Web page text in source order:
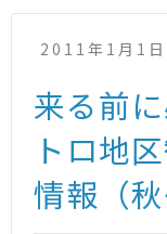
2011年1月1日
来る前
トロ地
情報（秋